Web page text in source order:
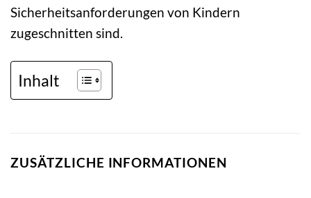
Sicherheitsanforderungen von Kindern
zugeschnitten sind.
Inhalt
ZUSÄTZLICHE INFORMATIONEN